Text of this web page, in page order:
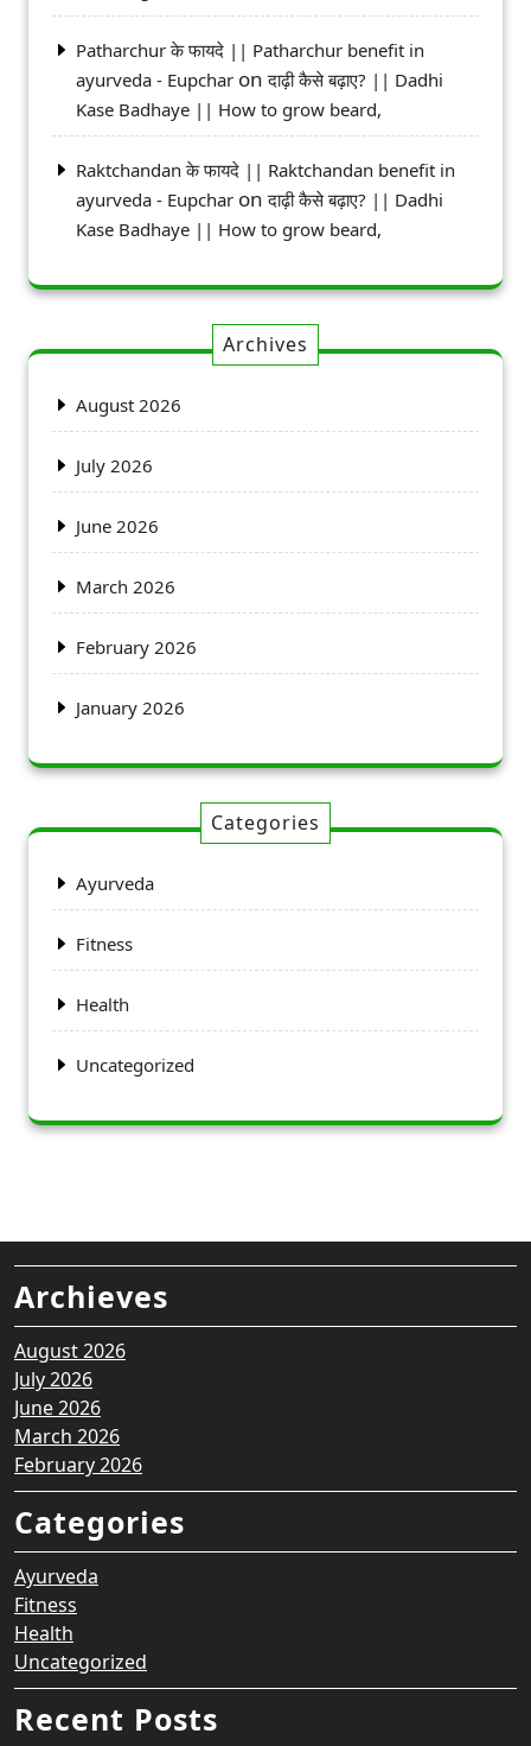
Patharchur के फायदे || Patharchur benefit in
ayurveda - Eupchar onदाढ़ी कैसे बढ़ाए? || Dadhi
Kase Badhaye || How to grow beard,
Raktchandan के फायदे || Raktchandan benefit in
ayurveda - Eupchar onदाढ़ी कैसे बढ़ाए? || Dadhi
Kase Badhaye || How to grow beard,
Archives
August 2026
July 2026
June 2026
March 2026
February 2026
January 2026
Categories
Ayurveda
Fitness
Health
Uncategorized
Archieves
August 2026
July 2026
June 2026
March 2026
February 2026
Categories
Ayurveda
Fitness
Health
Uncategorized
Recent Posts